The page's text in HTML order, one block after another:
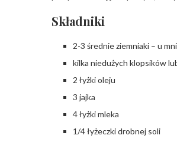
Składniki
2-3 średnie ziemniaki – u
kilka niedużych klopsików
2 łyżki oleju
3 jajka
4 łyżki mleka
1/4 łyżeczki drobnej soli